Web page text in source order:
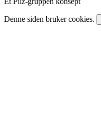
Denne siden bruker cookies.